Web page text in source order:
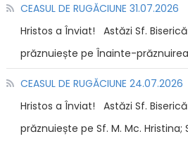
CEASUL DE RUGĂCIUNE 31.07.2026
Hristos a Înviat! Astăzi Sf.
prăznuiește pe Înainte-prăznuirea
CEASUL DE RUGĂCIUNE 24.07.2026
Hristos a Înviat! Astăzi Sf.
prăznuiește pe Sf. M. Mc. Hristina;